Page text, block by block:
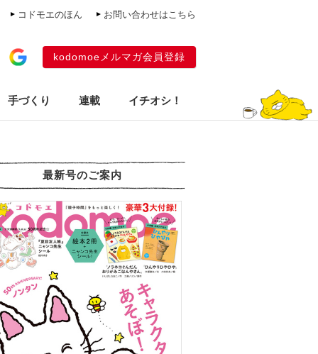
コドモエのほん お問い合わせはこちら
kodomoeメルマガ会員登録
手づくり 連載 イチオシ！
最新号のご案内